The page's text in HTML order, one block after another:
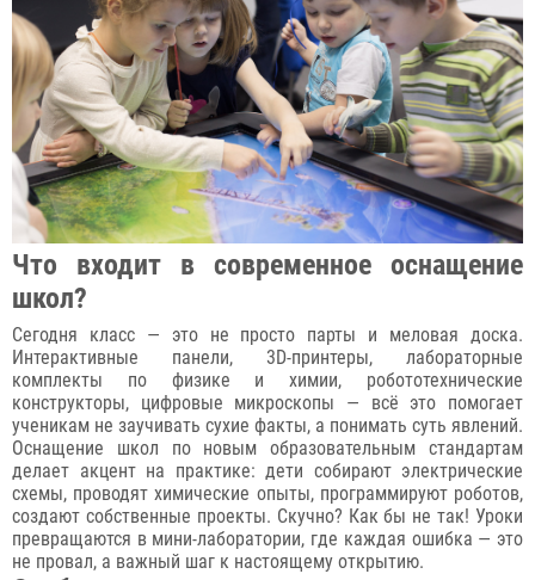
Что входит в современное оснащение
школ?
Сегодня класс — это не просто парты и меловая доска.
Интерактивные панели, 3D-принтеры, лабораторные
комплекты по физике и химии, робототехнические
конструкторы, цифровые микроскопы — всё это помогает
ученикам не заучивать сухие факты, а понимать суть явлений.
Оснащение школ по новым образовательным стандартам
делает акцент на практике: дети собирают электрические
схемы, проводят химические опыты, программируют роботов,
создают собственные проекты. Скучно? Как бы не так! Уроки
превращаются в мини-лаборатории, где каждая ошибка — это
не провал, а важный шаг к настоящему открытию.